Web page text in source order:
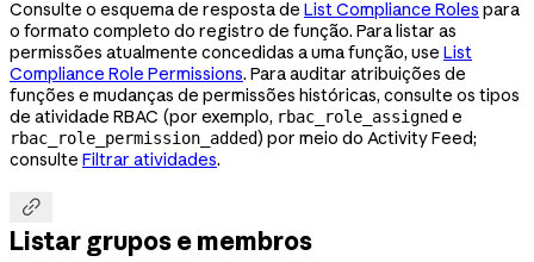
Consulte o esquema de resposta de List Compliance Roles para
o formato completo do registro de função. Para listar as
permissões atualmente concedidas a uma função, use List
Compliance Role Permissions. Para auditar atribuições de
funções e mudanças de permissões históricas, consulte os tipos
de atividade RBAC (por exemplo, rbac_role_assigned e
rbac_role_permission_added) por meio do Activity Feed;
consulte Filtrar atividades.

Listar grupos e membros